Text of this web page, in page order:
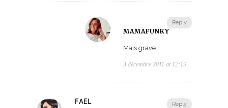
Reply
MAMAFUNKY
Mais grave !
3 décembre 2011 at 12:19
Reply
FAEL